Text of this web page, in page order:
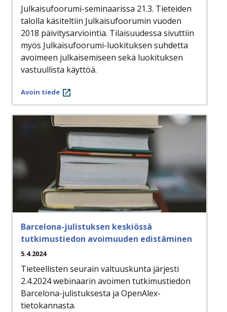
Julkaisufoorumi-seminaarissa 21.3. Tieteiden
talolla käsiteltiin Julkaisufoorumin vuoden
2018 päivitysarviointia. Tilaisuudessa sivuttiin
myös Julkaisufoorumi-luokituksen suhdetta
avoimeen julkaisemiseen sekä luokituksen
vastuullista käyttöä.
Avoin tiede
Barcelona-julistuksen keskiössä
tutkimustiedon avoimuuden edistäminen
5.4.2024
Tieteellisten seurain valtuuskunta järjesti
2.4.2024 webinaarin avoimen tutkimustiedon
Barcelona-julistuksesta ja OpenAlex-
tietokannasta.